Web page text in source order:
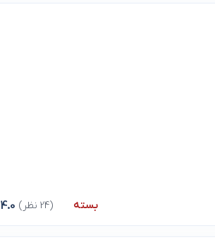
بسته 4.0 (24 نظر)